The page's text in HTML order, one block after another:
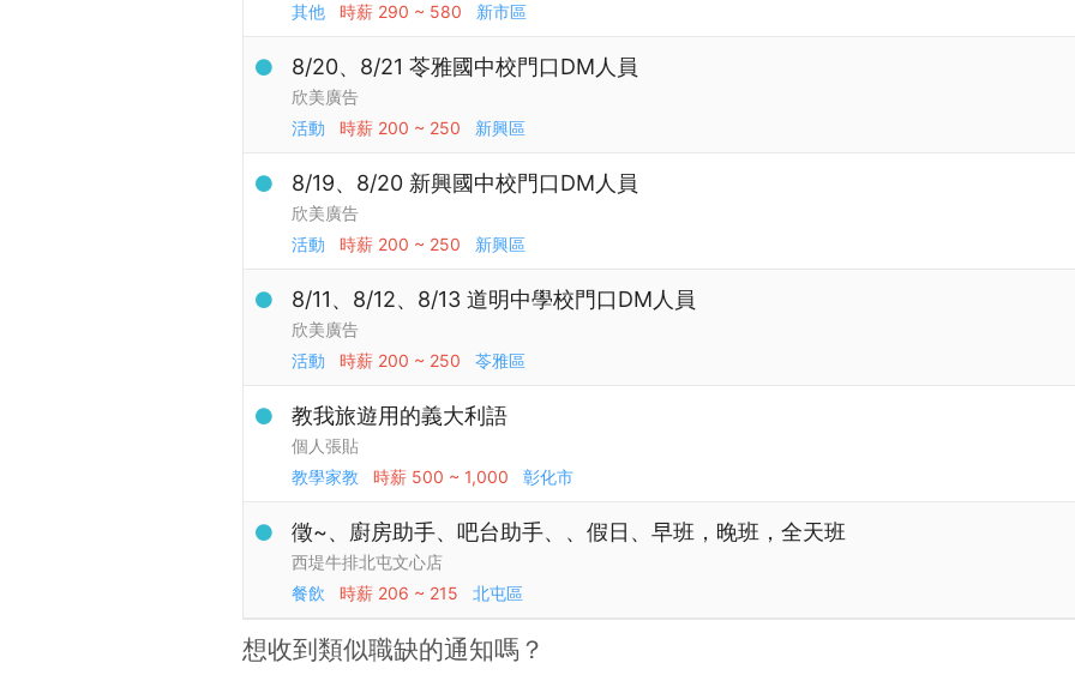
其他
時薪 290 ~ 580 新市區
8/20、8/21 苓雅國中校門口DM人員
欣美廣告
活動
時薪 200 ~ 250 新興區
8/19、8/20 新興國中校門口DM人員
欣美廣告
活動
時薪 200 ~ 250 新興區
8/11、8/12、8/13 道明中學校門口DM人員
欣美廣告
活動
時薪 200 ~ 250 苓雅區
教我旅遊用的義大利語
個人張貼
教學家教
時薪 500 ~ 1,000 彰化市
徵~、廚房助手、吧台助手、、假日、早班，晚班，全天班
西堤牛排北屯文心店
餐飲
時薪 206 ~ 215 北屯區
想收到類似職缺的通知嗎？